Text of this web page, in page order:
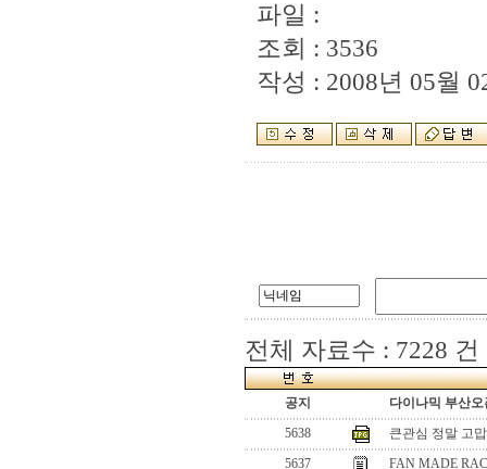
파일 :
조회 : 3536
작성 : 2008년 05월
전체 자료수 : 7228 건
공지
다이나믹 부산
5638
큰관심 정말 고
5637
FAN MADE